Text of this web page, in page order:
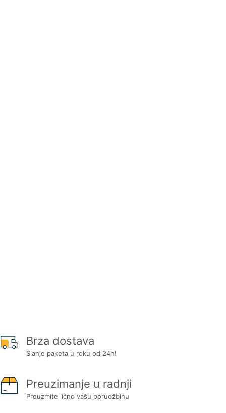
Brza dostava
Slanje paketa u roku od 24h!
Preuzimanje u radnji
Preuzmite lično vašu porudžbinu